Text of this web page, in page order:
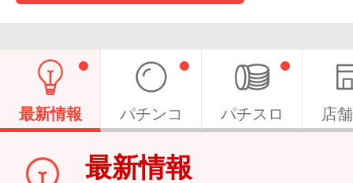
最新情報 パチンコ パチスロ 店
最新情報